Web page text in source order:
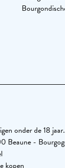
onder de 18 jaar.
Beaune -
kopen